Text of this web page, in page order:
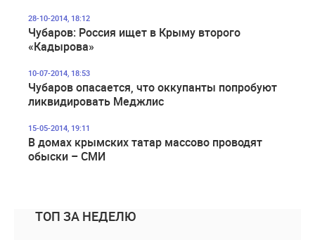
28-10-2014, 18:12
Чубаров: Россия ищет в Крыму второго
«Кадырова»
10-07-2014, 18:53
Чубаров опасается, что оккупанты попробуют
ликвидировать Меджлис
15-05-2014, 19:11
В домах крымских татар массово проводят
обыски – СМИ
ТОП ЗА НЕДЕЛЮ